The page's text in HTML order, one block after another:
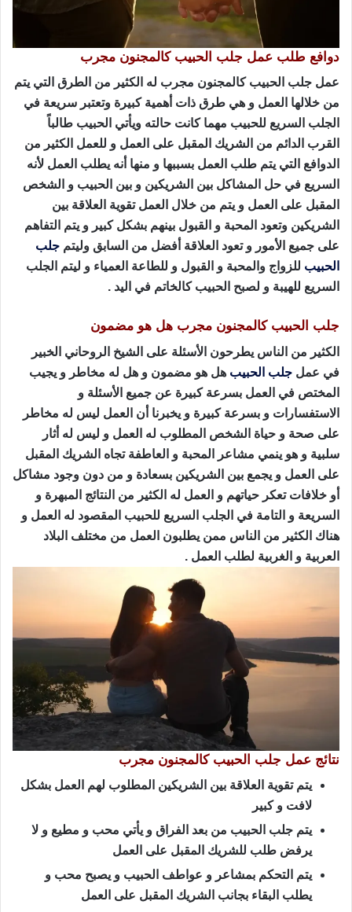
دوافع طلب عمل جلب الحبيب كالمجنون مجرب
عمل جلب الحبيب كالمجنون مجرب له الكثير من الطرق التي يتم
من خلالها العمل و هي طرق ذات أهمية كبيرة وتعتبر سريعة في
الجلب السريع للحبيب مهما كانت حالته ويأتي الحبيب طالباً
القرب الدائم من الشريك المقبل على العمل و للعمل الكثير من
الدوافع التي يتم طلب العمل بسببها و منها أنه يطلب العمل لأنه
السريع في حل المشاكل بين الشريكين و بين الحبيب و الشخص
المقبل على العمل و يتم من خلال العمل تقوية العلاقة بين
الشريكين وتعود المحبة و القبول بينهم بشكل كبير و يتم التفاهم
على جميع الأمور و تعود العلاقة أفضل من السابق وليتم جلب
الحبيب للزواج والمحبة و القبول و للطاعة العمياء و ليتم الجلب
السريع للهيبة و لصبح الحبيب كالخاتم في اليد .
جلب الحبيب كالمجنون مجرب هل هو مضمون
الكثير من الناس يطرحون الأسئلة على الشيخ الروحاني الخبير
في عمل جلب الحبيب هل هو مضمون و هل له مخاطر و يجيب
المختص في العمل بسرعة كبيرة عن جميع الأسئلة و
الاستفسارات و بسرعة كبيرة و يخبرنا أن العمل ليس له مخاطر
على صحة و حياة الشخص المطلوب له العمل و ليس له أثار
سلبية و هو ينمي مشاعر المحبة و العاطفة تجاه الشريك المقبل
على العمل و يجمع بين الشريكين بسعادة و من دون وجود مشاكل
أو خلافات تعكر حياتهم و العمل له الكثير من النتائج المبهرة و
السريعة و التامة في الجلب السريع للحبيب المقصود له العمل و
هناك الكثير من الناس ممن يطلبون العمل من مختلف البلاد
العربية و الغربية لطلب العمل .
نتائج عمل جلب الحبيب كالمجنون مجرب
يتم تقوية العلاقة بين الشريكين المطلوب لهم العمل بشكل
لافت و كبير
يتم جلب الحبيب من بعد الفراق و يأتي محب و مطيع و لا
يرفض طلب للشريك المقبل على العمل
يتم التحكم بمشاعر و عواطف الحبيب و يصبح محب و
يطلب البقاء بجانب الشريك المقبل على العمل